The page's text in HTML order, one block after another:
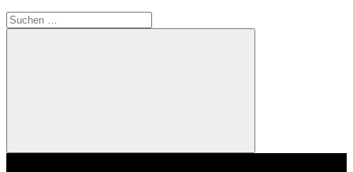
Suchen
nach:
Suchen